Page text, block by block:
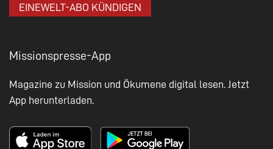
EINEWELT-ABO KÜNDIGEN
Missionspresse-App
Magazine zu Mission und Ökumene digital lesen. Jetzt
App herunterladen.